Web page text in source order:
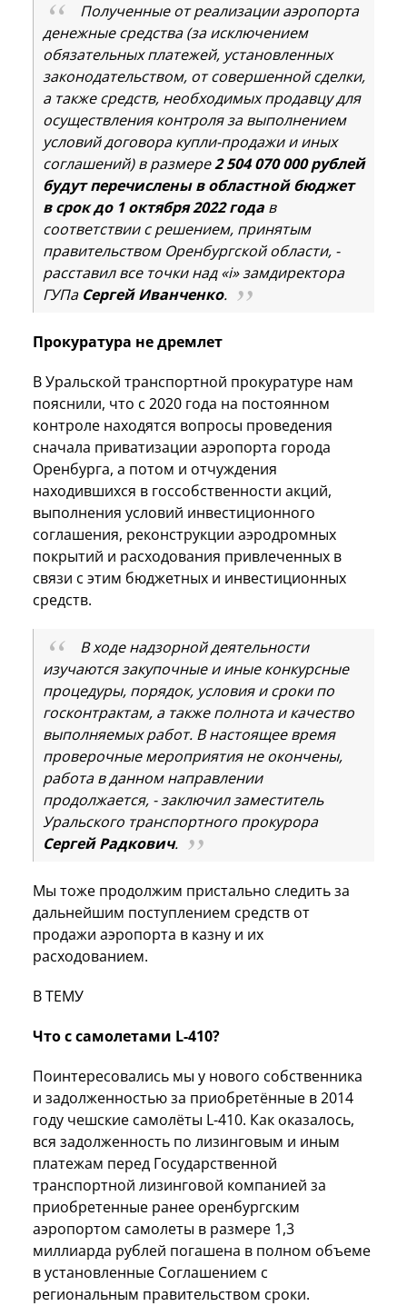
Полученные от реализации аэропорта
денежные средства (за исключением
обязательных платежей, установленных
законодательством, от совершенной сделки,
а также средств, необходимых продавцу для
осуществления контроля за выполнением
условий договора купли-продажи и иных
соглашений) в размере2 504 070 000 рублей
будут перечислены в областной бюджет
в срок до 1 октября 2022 года в
соответствии с решением, принятым
правительством Оренбургской области, -
расставил все точки над «i» замдиректора
ГУПа Сергей Иванченко.
Прокуратура не дремлет
В Уральской транспортной прокуратуре нам
пояснили, что с 2020 года на постоянном
контроле находятся вопросы проведения
сначала приватизации аэропорта города
Оренбурга, а потом и отчуждения
находившихся в госсобственности акций,
выполнения условий инвестиционного
соглашения, реконструкции аэродромных
покрытий и расходования привлеченных в
связи с этим бюджетных и инвестиционных
средств.
В ходе надзорной деятельности
изучаются закупочные и иные конкурсные
процедуры, порядок, условия и сроки по
госконтрактам, а также полнота и качество
выполняемых работ. В настоящее время
проверочные мероприятия не окончены,
работа в данном направлении
продолжается, - заключил заместитель
Уральского транспортного прокурора
Сергей Радкович.
Мы тоже продолжим пристально следить за
дальнейшим поступлением средств от
продажи аэропорта в казну и их
расходованием.
В ТЕМУ
Что с самолетами L-410?
Поинтересовались мы у нового собственника
и задолженностью за приобретённые в 2014
году чешские самолёты L-410. Как оказалось,
вся задолженность по лизинговым и иным
платежам перед Государственной
транспортной лизинговой компанией за
приобретенные ранее оренбургским
аэропортом самолеты в размере 1,3
миллиарда рублей погашена в полном объеме
в установленные Соглашением с
региональным правительством сроки.